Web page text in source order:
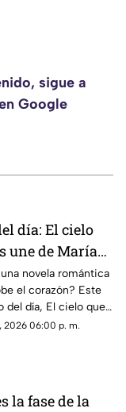
sigue a
Google
día: El cielo
une de María
novela romántica
el corazón? Este
del día, El cielo que
María Vaquero.
2026 06:00 p. m.
la fase de la